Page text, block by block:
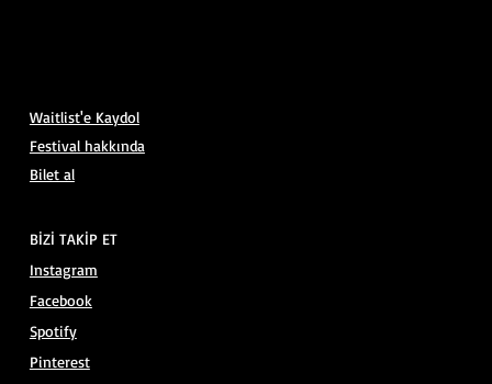
Waitlist'e Kaydol
Festival hakkında
Bilet al
BİZİ TAKİP ET
Instagram
Facebook
Pinterest
Spotify